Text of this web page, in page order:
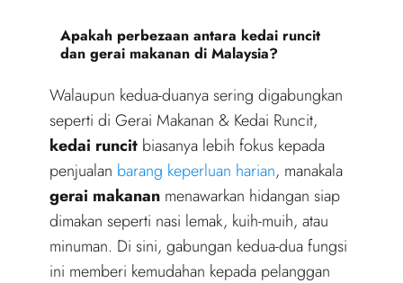
Apakah perbezaan antara kedai runcit
dan gerai makanan di Malaysia?
Walaupun kedua-duanya sering digabungkan
seperti di Gerai Makanan & Kedai Runcit,
kedai runcit biasanya lebih fokus kepada
penjualan barang keperluan harian, manakala
gerai makanan menawarkan hidangan siap
dimakan seperti nasi lemak, kuih-muih, atau
minuman. Di sini, gabungan kedua-dua fungsi
ini memberi kemudahan kepada pelanggan